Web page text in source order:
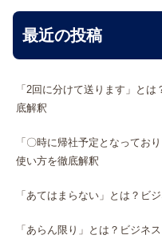
最近の投稿
「2回に分けて送ります」と
底解釈
「〇時に帰社予定となってお
使い方を徹底解釈
「あてはまらない」とは？ビ
「あらん限り」とは？ビジネ